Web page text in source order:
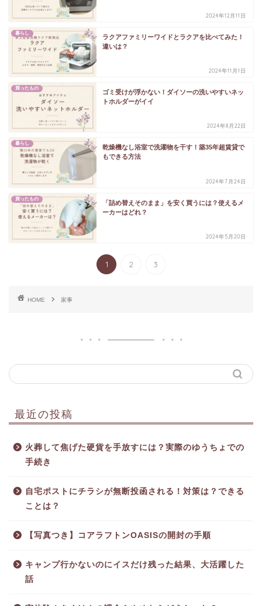
2024年12月11日
暮らし
ラクアファミリーワイドとラクアを比べてみた！
違いは？
2024年11月1日
買ったもの
ゴミ受けが浮かない！ダイソーの洗いやすいネッ
トホルダーがイイ
2024年8月22日
暮らし
乾燥機なし浴室で洗濯物を干す！築35年超賃貸で
もできる方法
2024年7月24日
買ったもの
「詰め替えそのまま」を安く買うには？使えるメ
ーカーはどれ？
2024年5月20日
1 2 3
HOME 家事
最近の投稿
火葬して焦げた硬貨を手放すには？実際のゆうちょでの
手続き
自宅ポストにチラシが無断投函される！対策は？できる
ことは？
【写真つき】コアラフトンOASISの開封の手順
キャンプ行かないのにイスだけ残った結果、大活躍した
話